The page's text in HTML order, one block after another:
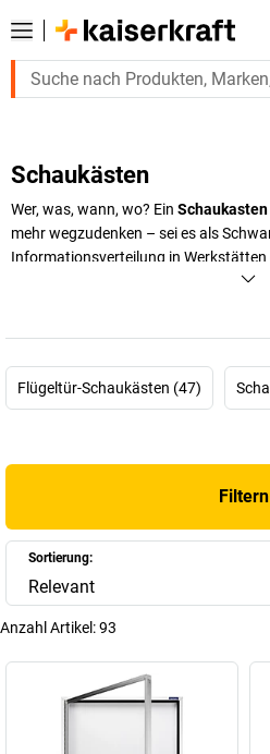
Schaukästen
Wer, was, wann, wo? Ein Schaukasten
mehr wegzudenken – sei es als
Informationsverteilung in
vor Restaurants, Museen und Kinos.
+ Mehr anzeigen
Flügeltür-Schaukästen (47)
Filtern
Sortierung:
Relevant
Anzahl Artikel:93